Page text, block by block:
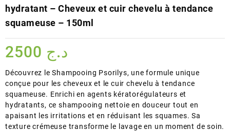
hydratant – Cheveux et cuir chevelu à tendance
squameuse – 150ml
د.ج
Découvrez le Shampooing Psorilys, une formule unique
conçue pour les cheveux et le cuir chevelu à tendance
squameuse. Enrichi en agents kératorégulateurs et
hydratants, ce shampooing nettoie en douceur tout en
apaisant les irritations et en réduisant les squames. Sa
texture crémeuse transforme le lavage en un moment de soin.